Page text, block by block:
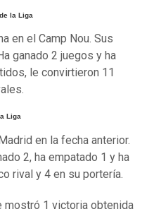
la Liga
en el Camp Nou. Sus
ganado 2 juegos y ha
le convirtieron 11
Liga
en la fecha anterior.
2, ha empatado 1 y ha
rival y 4 en su portería.
mostró 1 victoria obtenida